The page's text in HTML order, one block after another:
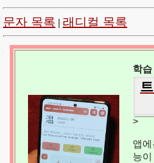
문자 목록 래디컬 목록
학
>
앱에
능